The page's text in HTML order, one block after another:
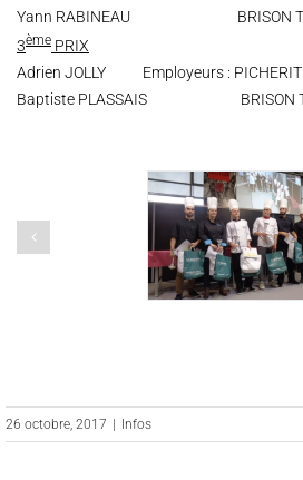
Yann RABINEAU BRISON
3ème PRIX
Adrien JOLLY Employeurs : PICHERIT
Baptiste PLASSAIS BRISON
26 octobre, 2017 Infos